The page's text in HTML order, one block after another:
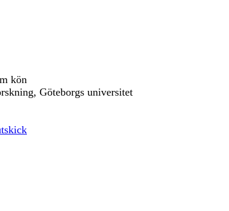
kön
Göteborgs universitet